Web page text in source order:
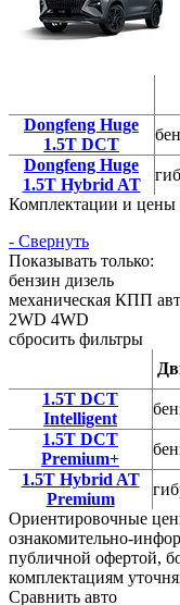
Dongfeng Huge
1.5T DCT
Dongfeng Huge
1.5T Hybrid AT
Комплектации и цены
- Свернуть
Показывать только:
бензин дизель
механическая КПП
2WD 4WD
сбросить фильтры
1.5T DCT
Intelligent
1.5T DCT
Premium+
1.5T Hybrid AT
Premium
Ориентировочные
ознакомительно-
публичной офертой,
комплектациям
Сравнить авто